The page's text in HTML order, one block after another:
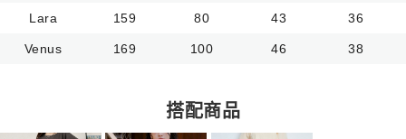
Lara 159 80 43 36
Venus 169 100 46 38
搭配商品